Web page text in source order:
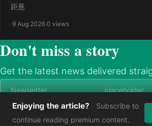
距悬
·9 Aug 2026·0 views
Don't miss a story
Get the latest news delivered
Subscribe now
Enjoying the article?
Subscribe to
continue reading premium content.